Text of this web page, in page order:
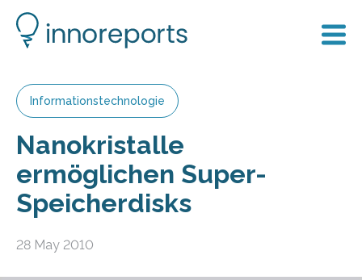
Informationstechnologie
Nanokristalle
ermöglichen Super-
Speicherdisks
28 May 2010